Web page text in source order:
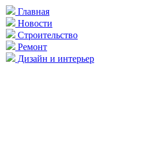
Главная
Новости
Строительство
Ремонт
Дизайн и интерьер